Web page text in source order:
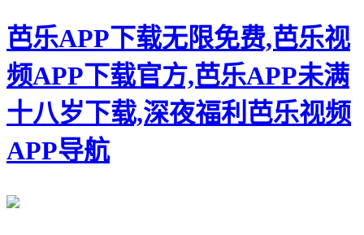
芭乐APP下载无限免费,芭乐视
频APP下载官方,芭乐APP未满
十八岁下载,深夜福利芭乐视频
APP导航